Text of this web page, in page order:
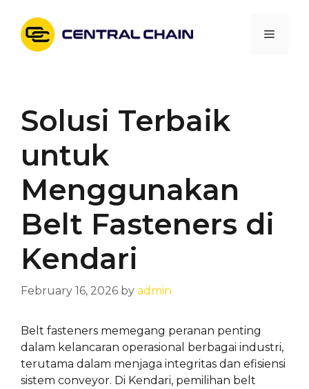
content
Menu
Solusi Terbaik
untuk
Menggunakan
Belt Fasteners di
Kendari
February 16, 2026 by admin
Belt fasteners memegang peranan penting
dalam kelancaran operasional berbagai industri,
terutama dalam menjaga integritas dan efisiensi
sistem conveyor. Di Kendari, pemilihan belt